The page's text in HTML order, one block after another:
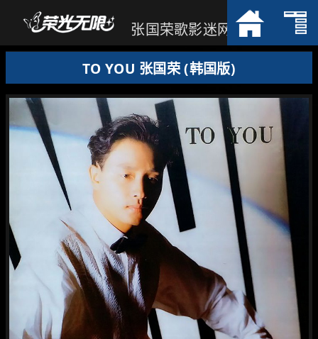
张国荣歌影迷网
TO YOU 张国荣 (韩国版)